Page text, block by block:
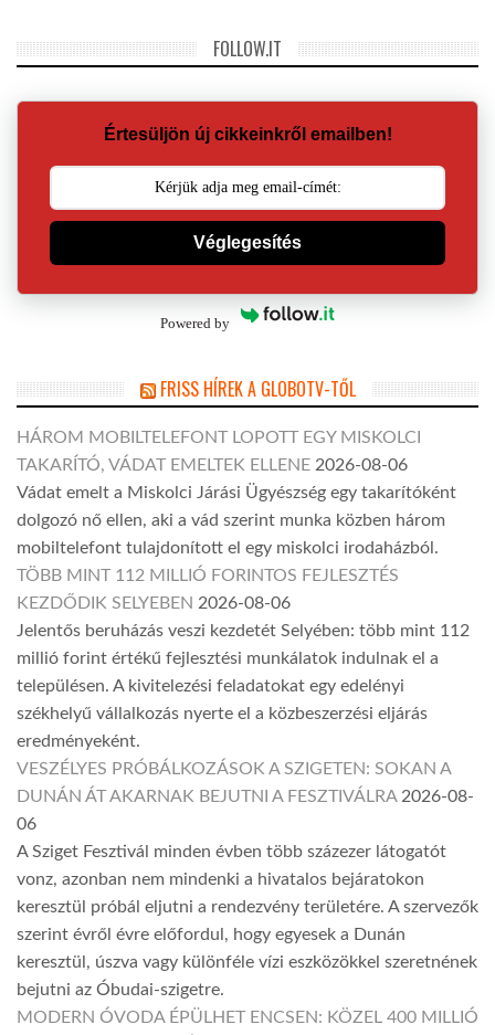
FOLLOW.IT
Értesüljön új cikkeinkről emailben!
Véglegesítés
Powered by
FRISS HÍREK A GLOBOTV-TŐL
HÁROM MOBILTELEFONT LOPOTT EGY MISKOLCI
TAKARÍTÓ, VÁDAT EMELTEK ELLENE 2026-08-06
Vádat emelt a Miskolci Járási Ügyészség egy takarítóként
dolgozó nő ellen, aki a vád szerint munka közben három
mobiltelefont tulajdonított el egy miskolci irodaházból.
TÖBB MINT 112 MILLIÓ FORINTOS FEJLESZTÉS
KEZDŐDIK SELYEBEN 2026-08-06
Jelentős beruházás veszi kezdetét Selyében: több mint 112
millió forint értékű fejlesztési munkálatok indulnak el a
településen. A kivitelezési feladatokat egy edelényi
székhelyű vállalkozás nyerte el a közbeszerzési eljárás
eredményeként.
VESZÉLYES PRÓBÁLKOZÁSOK A SZIGETEN: SOKAN A
DUNÁN ÁT AKARNAK BEJUTNI A FESZTIVÁLRA 2026-08-
06
A Sziget Fesztivál minden évben több százezer látogatót
vonz, azonban nem mindenki a hivatalos bejáratokon
keresztül próbál eljutni a rendezvény területére. A szervezők
szerint évről évre előfordul, hogy egyesek a Dunán
keresztül, úszva vagy különféle vízi eszközökkel szeretnének
bejutni az Óbudai-szigetre.
MODERN ÓVODA ÉPÜLHET ENCSEN: KÖZEL 400 MILLIÓ